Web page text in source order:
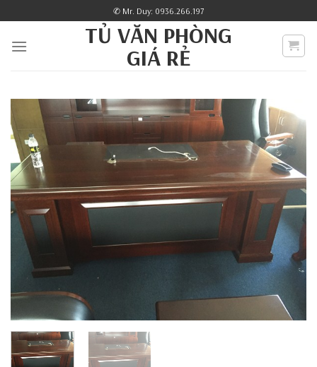
to
content
✆ Mr. Duy: 0936.266.197
TỦ VĂN PHÒNG
GIÁ RẺ